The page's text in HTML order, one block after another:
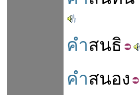
คำสนธิ
คำสนอง